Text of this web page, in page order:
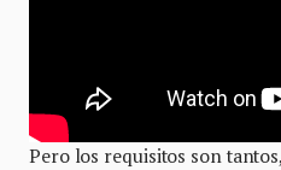
Pero los requisitos son